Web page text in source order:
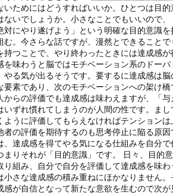
いためにはどうすればいいか。ひとつは目的
ないでしょうか。小さなことでもいいので、
対にやり遂げよう」という明確な目的意識を
む。今さらな話ですが、漫然とできることで
持つことで、やり終わったときには達成感が
を味わうと脳ではモチベーション系のドーパ
やる気が出るそうです。要するに達成感は脳
要素であり、次のモチベーションへの架け橋
からの評価でも達成感は味わえますが、「与
いずれ慣れてしまうのが人間の性です。まし
ように評価してもらえなければテンションは
者の評価を期待するのも思考停止に陥る原因
、達成感を得てやる気になる仕組みを自分で
まりそれが「目的意識」です。 日々、目的
り組み、自分で自分を評価して達成感を味わ
小さな達成感の積み重ねにほかなりません。
感が自信となって新たな意欲を生むので次が